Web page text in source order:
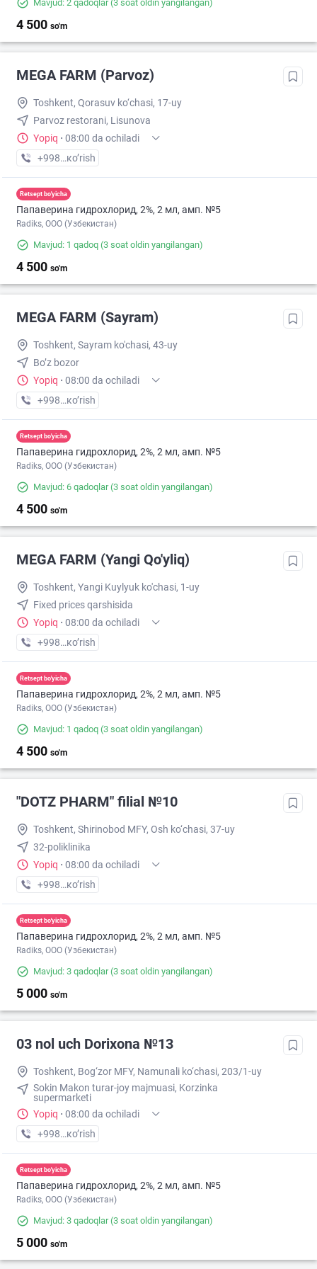
Mavjud: 2 qadoqlar(3 soat oldin yangilangan)
4 500 so'm
MEGA FARM (Parvoz)
Toshkent, Qorasuv ko‘chasi, 17-uy
Parvoz restorani, Lisunova
Yopiq · 08:00 da ochiladi
+998 (71) XXX-XX-XX
кo’rish
Retsept bo'yicha
Папаверина гидрохлорид, 2%, 2 мл, амп. №5
Radiks, ООО (Узбекистан)
Mavjud: 1 qadoq (3 soat oldin yangilangan)
4 500 so'm
MEGA FARM (Sayram)
Toshkent, Sayram ko'chasi, 43-uy
Bo’z bozor
Yopiq · 08:00 da ochiladi
+998 (55) XXX-XX-XX
кo’rish
Retsept bo'yicha
Папаверина гидрохлорид, 2%, 2 мл, амп. №5
Radiks, ООО (Узбекистан)
Mavjud: 6 qadoqlar(3 soat oldin yangilangan)
4 500 so'm
MEGA FARM (Yangi Qo'yliq)
Toshkent, Yangi Kuylyuk ko'chasi, 1-uy
Fixed prices qarshisida
Yopiq · 08:00 da ochiladi
+998 (71) XXX-XX-XX
кo’rish
Retsept bo'yicha
Папаверина гидрохлорид, 2%, 2 мл, амп. №5
Radiks, ООО (Узбекистан)
Mavjud: 1 qadoq (3 soat oldin yangilangan)
4 500 so'm
"DOTZ PHARM" filial №10
Toshkent, Shirinobod MFY, Osh ko‘chasi, 37-uy
32-poliklinika
Yopiq · 08:00 da ochiladi
+998 (77) XXX-XX-XX
кo’rish
Retsept bo'yicha
Папаверина гидрохлорид, 2%, 2 мл, амп. №5
Radiks, ООО (Узбекистан)
Mavjud: 3 qadoqlar(3 soat oldin yangilangan)
5 000 so'm
03 nol uch Dorixona №13
Toshkent, Bog‘zor MFY, Namunali ko‘chasi, 203/1-uy
Sokin Makon turar-joy majmuasi, Korzinka
supermarketi
Yopiq · 08:00 da ochiladi
+998 (77) XXX-XX-XX
кo’rish
Retsept bo'yicha
Папаверина гидрохлорид, 2%, 2 мл, амп. №5
Radiks, ООО (Узбекистан)
Mavjud: 3 qadoqlar(3 soat oldin yangilangan)
5 000 so'm